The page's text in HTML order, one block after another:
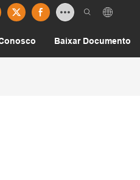
Baixar Documento